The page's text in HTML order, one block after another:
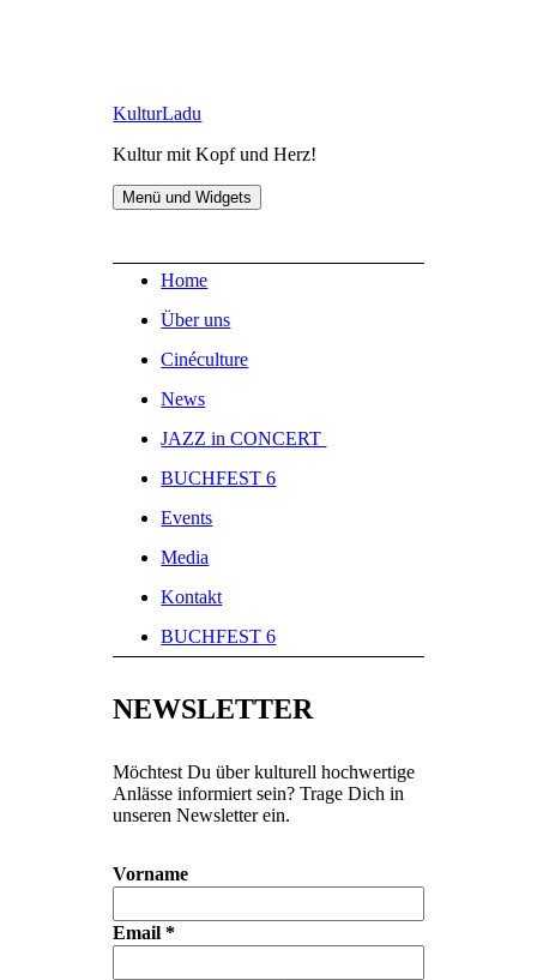
KulturLadu
Kultur mit Kopf und Herz!
Menü und Widgets
Home
Über uns
Cinéculture
News
JAZZ in CONCERT
BUCHFEST 6
Events
Media
Kontakt
BUCHFEST 6
NEWSLETTER
Möchtest Du über kulturell hochwertige
Anlässe informiert sein? Trage Dich in
unseren Newsletter ein.
Vorname
Email*